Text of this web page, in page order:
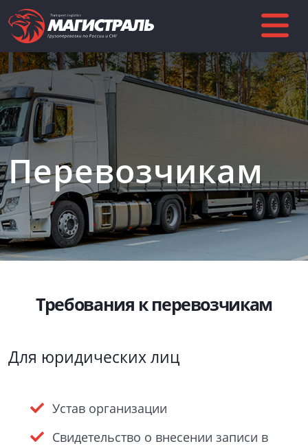
Перевозчикам
Требования к перевозчикам
Для юридических лиц
Устав организации
Свидетельство о внесении записи в